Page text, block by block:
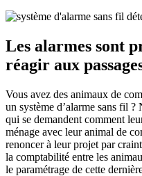
Les alarmes sont
réagir aux
Vous avez des animaux de
un système d’alarme sans fil
qui se demandent comment
ménage avec leur animal de
renoncer à leur projet par
la comptabilité entre les
le paramétrage de cette